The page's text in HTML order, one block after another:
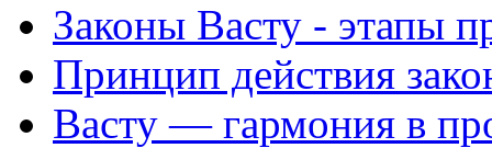
Законы Васту - этапы
Принцип действия
Васту — гармония в